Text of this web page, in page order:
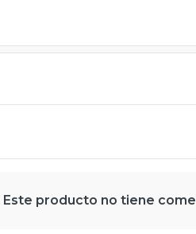
Este producto no tiene